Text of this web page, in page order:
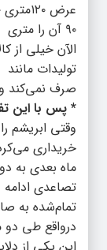
۹۰ آن را متری ۱۴هزار تومان متری خریداری می‌کنیم .
الآن خیلی از
تولیدات
صرف نمی‌کند
* پس با این
خریداری
ماه بعدی به
تصاعدی
تمام‌شده به
درواقع طی دو